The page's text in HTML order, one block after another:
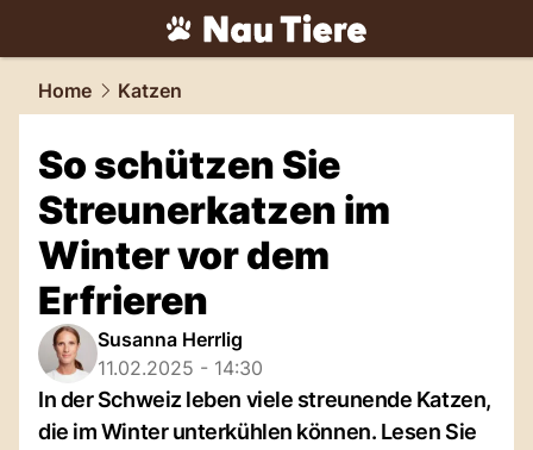
tiere.NAU.ch
Home Katzen
So schützen Sie
Streunerkatzen im
Winter vor dem
Erfrieren
Susanna Herrlig
11.02.2025 - 14:30
In der Schweiz leben viele streunende Katzen,
die im Winter unterkühlen können. Lesen Sie